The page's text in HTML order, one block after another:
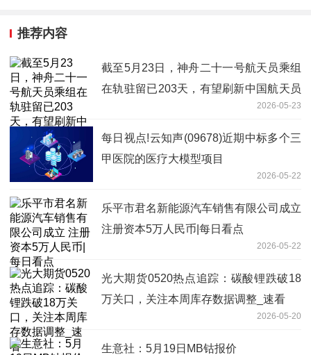
推荐内容
截至5月23日，神舟二十一号航天员乘组
在轨驻留已203天，有望刷新中国航天员
2026-05-23
每日视点!云知声(09678)近期中标多个三
甲医院的医疗大模型项目
2026-05-22
乐平市君名新能源汽车销售有限公司成立
注册资本5万人民币|每日看点
2026-05-22
光大期货0520热点追踪：碳酸锂跌破18
万关口，关注本周库存数据调整_速看
2026-05-20
生意社：5月19日MB钴报价